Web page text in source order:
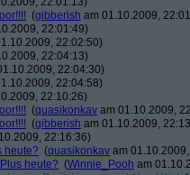
(gibberish am 01.10.2009,
22:01:49)
22:02:50)
22:04:13)
22:04:30)
22:04:58)
22:10:26)
(quasikonkav am 01.10.2009,
(gibberish am 01.10.2009,
22:16:36)
heute? (quasikonkav am
heute? (Winnie_Pooh am